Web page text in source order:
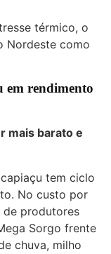
térmico, o
Nordeste como
em rendimento
mais barato e
tem ciclo
No custo por
de produtores
Sorgo frente
chuva, milho